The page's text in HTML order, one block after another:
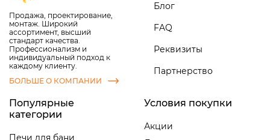
Продажа, проектирование,
монтаж. Широкий
ассортимент, высший
стандарт качества.
Профессионализм и
индивидуальный подход к
каждому клиенту.
БОЛЬШЕ О КОМПАНИИ
Блог
FAQ
Реквизиты
Партнерство
Популярные
категории
Печи для бани
Условия покупки
Акции